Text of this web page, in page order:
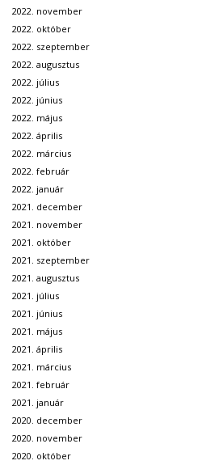
2022. november
2022. október
2022. szeptember
2022. augusztus
2022. július
2022. június
2022. május
2022. április
2022. március
2022. február
2022. január
2021. december
2021. november
2021. október
2021. szeptember
2021. augusztus
2021. július
2021. június
2021. május
2021. április
2021. március
2021. február
2021. január
2020. december
2020. november
2020. október